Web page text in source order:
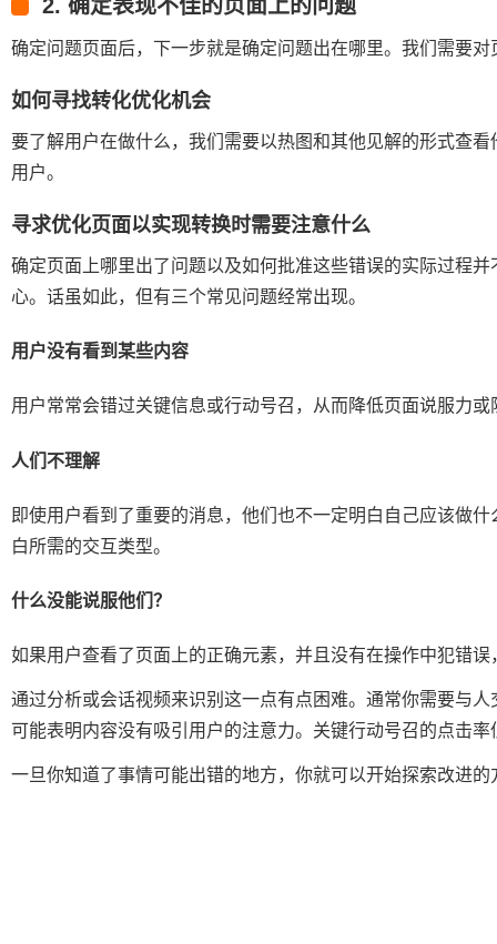
2. 确定表现不佳的页面上的问题
确定问题页面后，下一步就是确定问题出在哪里。我们需要
如何寻找转化优化机会
要了解用户在做什么，我们需要以热图和其他见解的形式查
用户。
寻求优化页面以实现转换时需要注意什么
确定页面上哪里出了问题以及如何批准这些错误的实际过程
心。话虽如此，但有三个常见问题经常出现。
用户没有看到某些内容
用户常常会错过关键信息或行动号召，从而降低页面说服力
人们不理解
即使用户看到了重要的消息，他们也不一定明白自己应该做
白所需的交互类型。
什么没能说服他们？
如果用户查看了页面上的正确元素，并且没有在操作中犯错
通过分析或会话视频来识别这一点有点困难。通常你需要与
可能表明内容没有吸引用户的注意力。关键行动号召的点击
一旦你知道了事情可能出错的地方，你就可以开始探索改进的